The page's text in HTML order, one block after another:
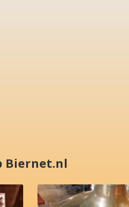
Biernet.nl